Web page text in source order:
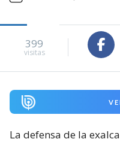
399
visitas
La defensa de la